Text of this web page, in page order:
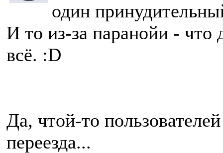
один
И то из-за паранойи - что
всё. :D
Да, чтой-то
переезда...